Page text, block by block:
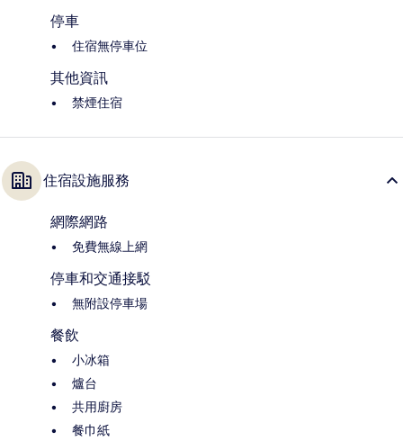
停車
住宿無停車位
其他資訊
禁煙住宿
住宿設施服務
網際網路
免費無線上網
停車和交通接駁
無附設停車場
餐飲
小冰箱
爐台
共用廚房
餐巾紙